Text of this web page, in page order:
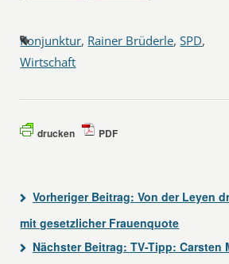
Konjunktur, Rainer Brüderle,SPD,
Wirtschaft
drucken PDF
Vorheriger Beitrag: Von der Leyen
mit gesetzlicher Frauenquote
Nächster Beitrag: TV-Tipp: Carsten